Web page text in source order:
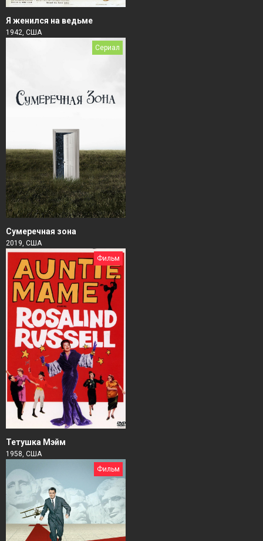
Я женился на ведьме
1942, США
Сериал
Сумеречная зона
2019, США
Фильм
Тетушка Мэйм
1958, США
Фильм